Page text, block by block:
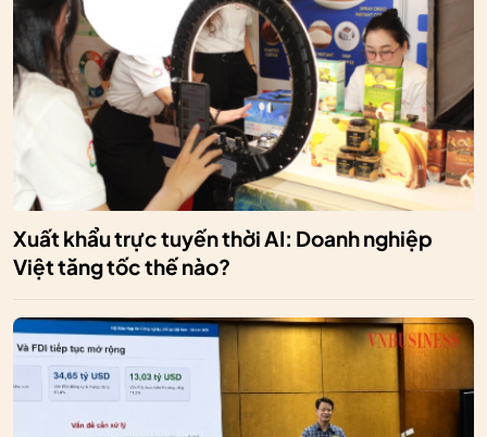
Xuất khẩu trực tuyến thời AI: Doanh nghiệp
Việt tăng tốc thế nào?